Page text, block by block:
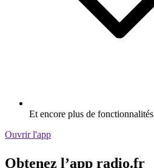
Et encore plus de fonctionnalités
Ouvrir l'app
Obtenez l’app